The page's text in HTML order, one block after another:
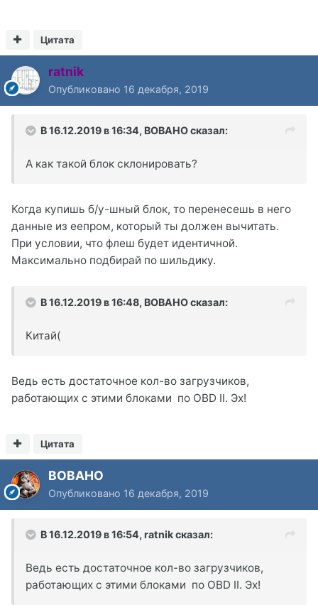
некорректен, можно приговаривать блок (или
проц).
Но вначале, повторюсь, вычитай еепром во
К Таг китайский?
Цитата
ratnik
Опубликовано 16 декабря, 2019
В 16.12.2019 в 16:34, BOBAHOсказал:
А как такой блок склонировать?
Когда купишь б/у-шный блок, то перенесешь в него
данные из еепром, который ты должен вычитать.
При условии, что флеш будет идентичной.
Максимально подбирай по шильдику.
В 16.12.2019 в 16:48, BOBAHOсказал:
Китай(
Ведь есть достаточное кол-во загрузчиков,
работающих с этими блоками по OBD II. Эх!
Цитата
BOBAHO
Опубликовано 16 декабря, 2019
В 16.12.2019 в 16:54, ratnikсказал:
Ведь есть достаточное кол-во загрузчиков,
работающих с этими блоками по OBD II. Эх!